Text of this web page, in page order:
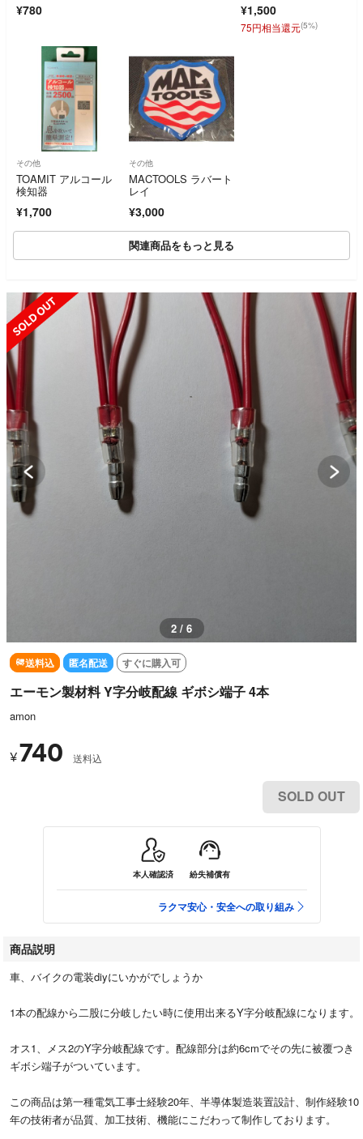
¥780 ¥1,500
75円相当還元(5%)
その他
TOAMIT アルコール
検知器
¥1,700
その他
MACTOOLS ラバート
レイ
¥3,000
関連商品をもっと見る
SOLD OUT
2 / 6
送料込 匿名配送 すぐに購入可
エーモン製材料 Y字分岐配線 ギボシ端子 4本
amon
¥740 送料込
SOLD OUT
本人確認済 紛失補償有
ラクマ安心・安全への取り組み
商品説明
車、バイクの電装diyにいかがでしょうか
1本の配線から二股に分岐したい時に使用出来るY字分岐配線になります。
オス1、メス2のY字分岐配線です。配線部分は約6cmでその先に被覆つき
ギボシ端子がついています。
この商品は第一種電気工事士経験20年、半導体製造装置設計、制作経験10
年の技術者が品質、加工技術、機能にこだわって制作しております。